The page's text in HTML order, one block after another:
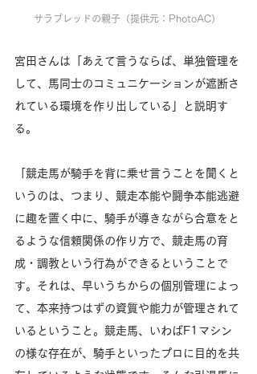
サラブレッドの親子（提供元：PhotoAC）
宮田さんは「あえて言うならば、単独管理を
して、馬同士のコミュニケーションが遮断さ
れている環境を作り出している」と説明す
る。
「競走馬が騎手を背に乗せ言うことを聞くと
いうのは、つまり、 競走本能や闘争本能逃避
に趣を置く中に、騎手が導きながら合意をと
るような信頼関係の作り方で、競走馬の育
成・調教 という行為ができるということで
す。それは、早いうちからの個別管理によっ
て、本来持つはずの資質や能力が管理されて
いるということ。競走馬、いわばF1マシン
の様な存在が、騎手といったプロに目的を共